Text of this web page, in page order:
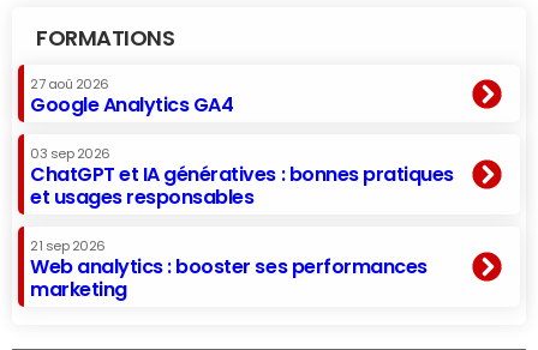
FORMATIONS
27 aoû 2026
Google Analytics GA4
03 sep 2026
ChatGPT et IA génératives : bonnes pratiques
et usages responsables
21 sep 2026
Web analytics : booster ses performances
marketing